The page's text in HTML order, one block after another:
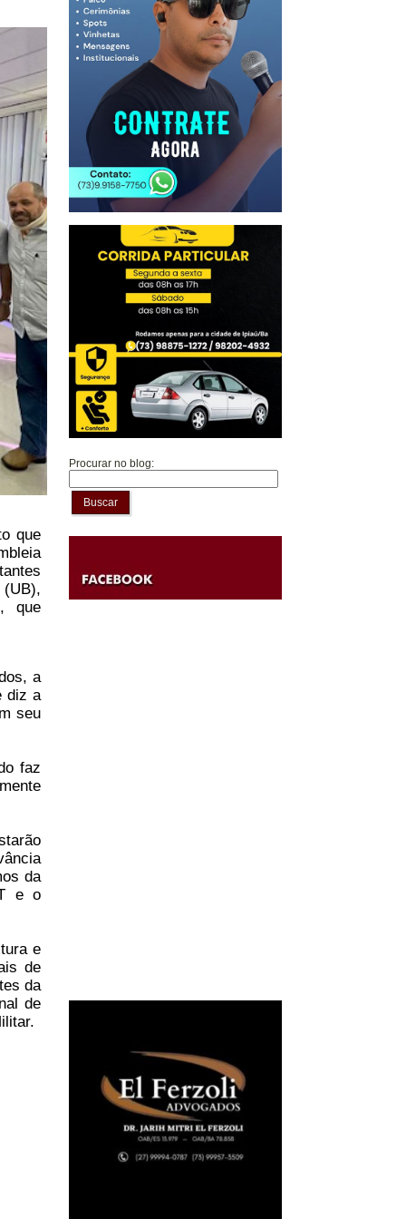
que
que
a
diz a
seu
faz
da
e o
e
de
da
de
Procurar no blog:
Buscar